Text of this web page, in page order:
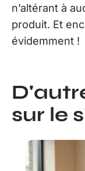
n’altérant à
produit. Et
évidemment !
sur le